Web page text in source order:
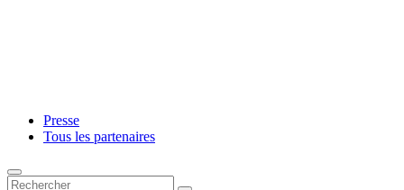
Presse
Tous les partenaires